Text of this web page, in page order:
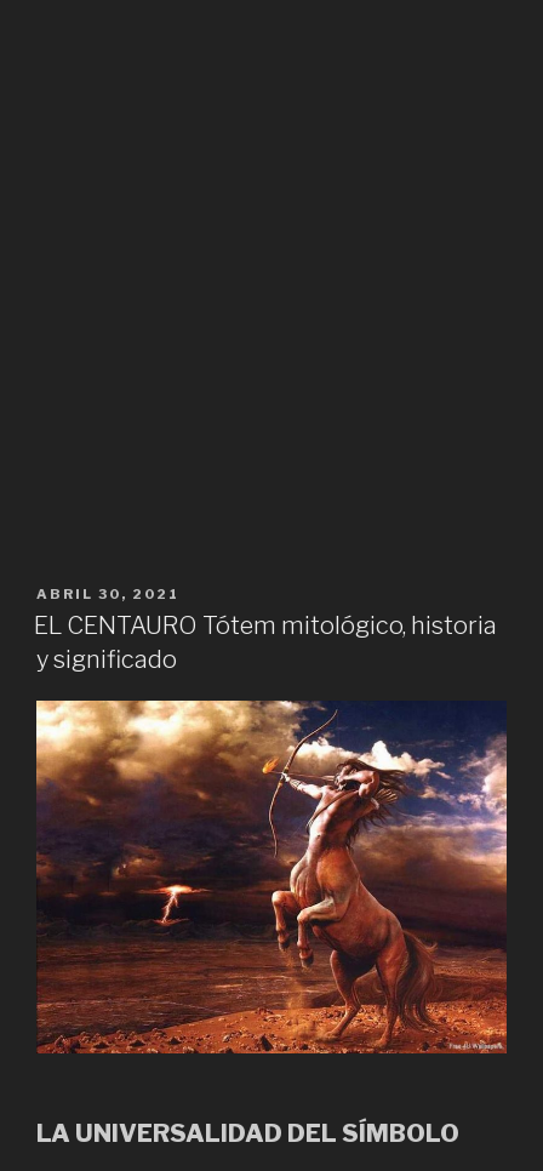
PUBLICADO
EL
ABRIL 30, 2021
EL CENTAURO Tótem mitológico, historia
y significado
LA UNIVERSALIDAD DEL SÍMBOLO